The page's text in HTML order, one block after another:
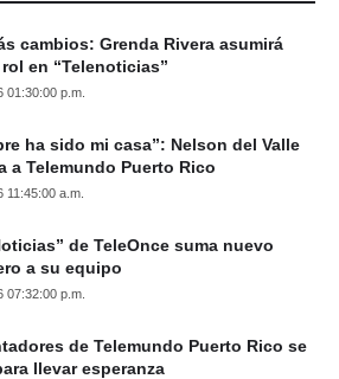
cambios: Grenda Rivera asumirá
en “Telenoticias”
01:30:00 p.m.
ha sido mi casa”: Nelson del Valle
a Telemundo Puerto Rico
11:45:00 a.m.
de TeleOnce suma nuevo
a su equipo
07:32:00 p.m.
de Telemundo Puerto Rico se
llevar esperanza